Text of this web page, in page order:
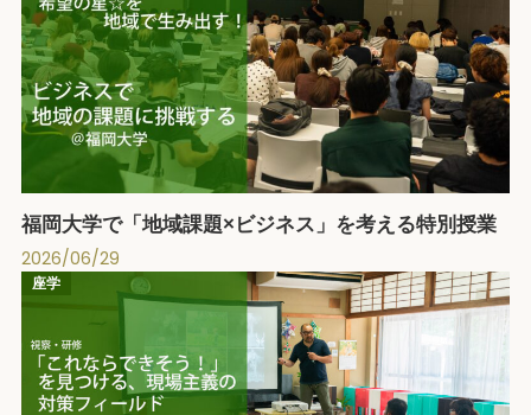
福岡大学で「地域課題×ビジネス」を考える特別授業
2026/06/29
座学